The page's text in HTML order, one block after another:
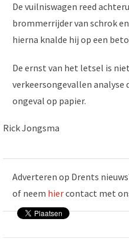
De vuilniswagen reed
brommerrijder van schrok
hierna knalde hij op een
De ernst van het letsel is
verkeersongevallen
ongeval op papier.
Rick Jongsma
Adverteren op Drents
of neem hiercontact met